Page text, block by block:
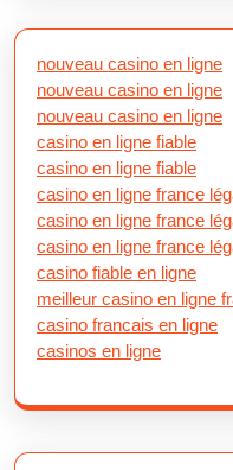
nouveau casino en ligne
nouveau casino en ligne
nouveau casino en ligne
casino en ligne fiable
casino en ligne fiable
casino en ligne france
casino en ligne france
casino en ligne france
casino fiable en ligne
meilleur casino en ligne
casino francais en ligne
casinos en ligne